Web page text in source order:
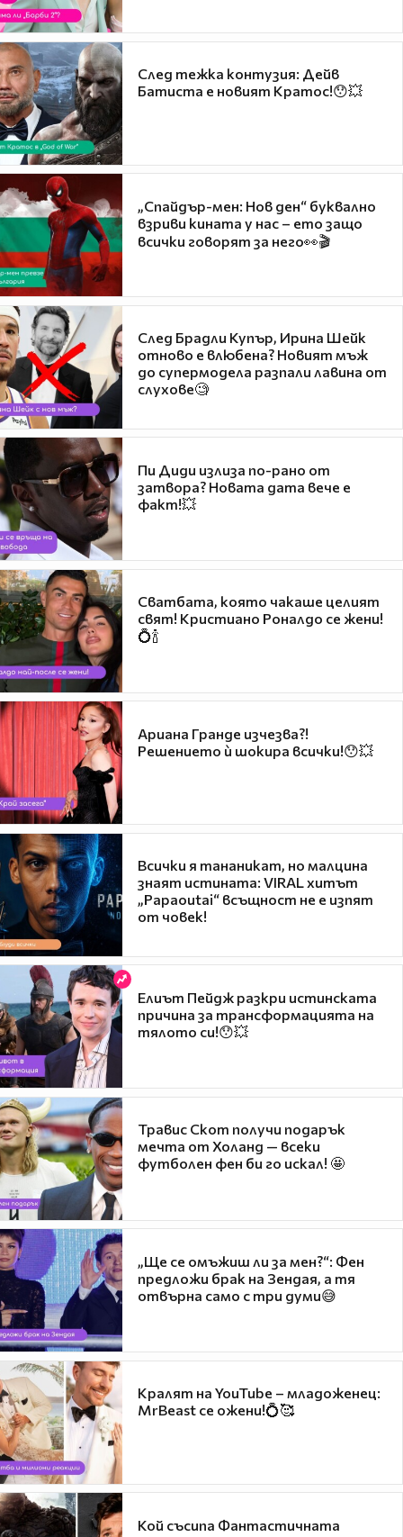
След тежка контузия: Дейв
Батиста е новият Кратос!😯💥
„Спайдър-мен: Нов ден“ буквално
взриви кината у нас – ето защо
всички говорят за него👀🎬
След Брадли Купър, Ирина Шейк
отново е влюбена? Новият мъж
до супермодела разпали лавина от
слухове🧐
Пи Диди излиза по-рано от
затвора? Новата дата вече е
факт!💥
Сватбата, която чакаше целият
свят! Кристиано Роналдо се жени!
💍🍾
Ариана Гранде изчезва?!
Решението ѝ шокира всички!😯💥
Всички я тананикат, но малцина
знаят истината: VIRAL хитът
„Papaoutai“ всъщност не е изпят
от човек!
Елиът Пейдж разкри истинската
причина за трансформацията на
тялото си!😯💥
Травис Скот получи подарък
мечта от Холанд — всеки
футболен фен би го искал! 🤩
„Ще се омъжиш ли за мен?“: Фен
предложи брак на Зендая, а тя
отвърна само с три думи😅
Кралят на YouTube – младоженец:
MrBeast се ожени!💍🥰
Кой съсипа Фантастичната